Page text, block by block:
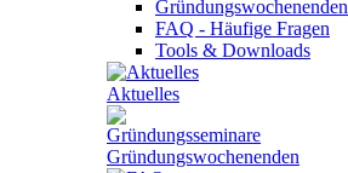
Gründungswochenenden
FAQ - Häufige Fragen
Tools & Downloads
Aktuelles
Gründungswochenenden